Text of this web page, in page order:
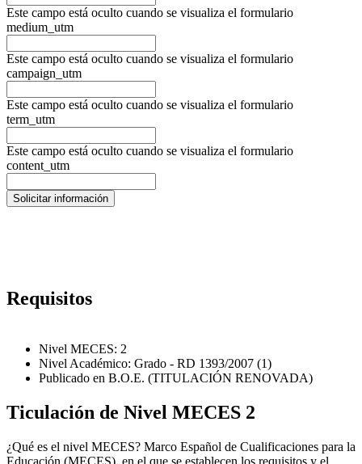
Este campo está oculto cuando se visualiza el formulario
medium_utm
Este campo está oculto cuando se visualiza el formulario
campaign_utm
Este campo está oculto cuando se visualiza el formulario
term_utm
Este campo está oculto cuando se visualiza el formulario
content_utm
Requisitos
Nivel MECES: 2
Nivel Académico: Grado - RD 1393/2007 (1)
Publicado en B.O.E. (TITULACIÓN RENOVADA)
Ticulación de Nivel MECES 2
¿Qué es el nivel MECES? Marco Español de Cualificaciones para la